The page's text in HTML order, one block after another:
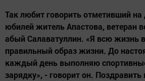
Так любит говорить отметивший на
юбилей житель Апастова, ветеран
абый Салаватуллин. «Я всю жизнь
правильный образ жизни. До
каждый день выполняю
зарядку», - говорит он.